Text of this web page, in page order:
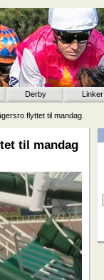
Derby Linker
flyttet til mandag
til mandag